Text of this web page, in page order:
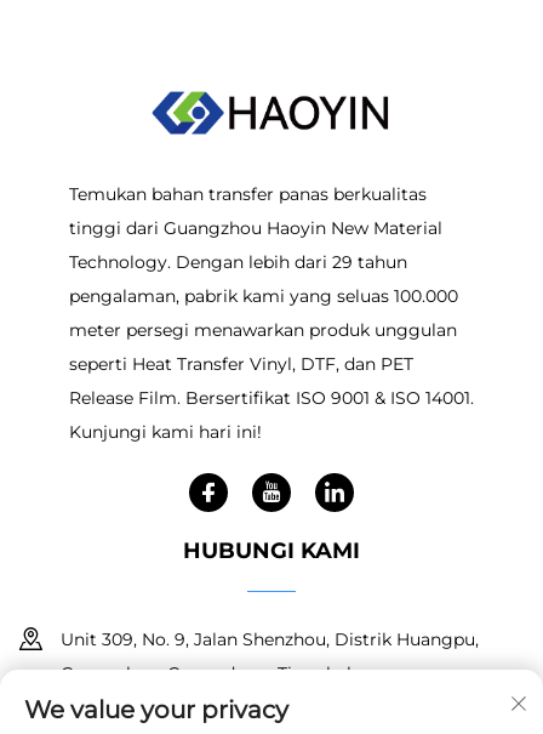
Temukan bahan transfer panas berkualitas
tinggi dari Guangzhou Haoyin New Material
Technology. Dengan lebih dari 29 tahun
pengalaman, pabrik kami yang seluas 100.000
meter persegi menawarkan produk unggulan
seperti Heat Transfer Vinyl, DTF, dan PET
Release Film. Bersertifikat ISO 9001 & ISO 14001.
Kunjungi kami hari ini!
HUBUNGI KAMI
Unit 309, No. 9, Jalan Shenzhou, Distrik Huangpu,
Guangzhou, Guangdong, Tiongkok
+86 18150601728
We value your privacy